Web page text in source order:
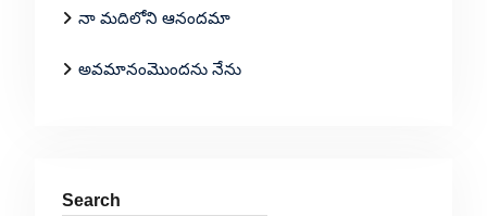
నా మదిలోని ఆనందమా
అవమానంమొందను నేను
Search